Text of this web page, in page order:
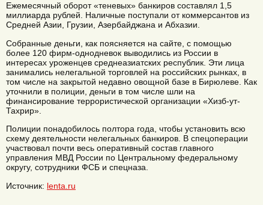
Ежемесячный оборот «теневых» банкиров составлял 1,5
миллиарда рублей. Наличные поступали от коммерсантов из
Средней Азии, Грузии, Азербайджана и Абхазии.
Собранные деньги, как поясняется на сайте, с помощью
более 120 фирм-однодневок выводились из России в
интересах уроженцев среднеазиатских республик. Эти лица
занимались нелегальной торговлей на российских рынках, в
том числе на закрытой недавно овощной базе в Бирюлеве. Как
уточнили в полиции, деньги в том числе шли на
финансирование террористической организации «Хизб-ут-
Тахрир».
Полиции понадобилось полтора года, чтобы установить всю
схему деятельности нелегальных банкиров. В спецоперации
участвовал почти весь оперативный состав главного
управления МВД России по Центральному федеральному
округу, сотрудники ФСБ и спецназа.
Источник: lenta.ru